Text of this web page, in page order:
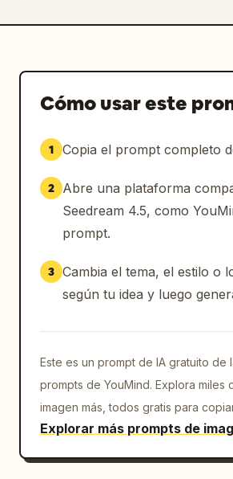
Cómo usar este
1 Copia el prompt completo
2
Abre una plataforma
Seedream 4.5, como
prompt.
3 Cambia el tema, el estilo o
según tu idea y luego
Este es un prompt de IA gratuito de
prompts de YouMind. Explora miles
imagen más, todos gratis para
Explorar más prompts de